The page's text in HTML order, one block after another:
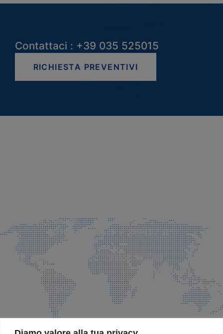
Contattaci : +39 035 525015
RICHIESTA PREVENTIVI
info@faeg.it
COMMERCIALE E SPEDIZIONI
Via Padre Elzi, 32 Grassobbio (BG)
035 525015
035 335037
info@faeg.it
SITE MAP